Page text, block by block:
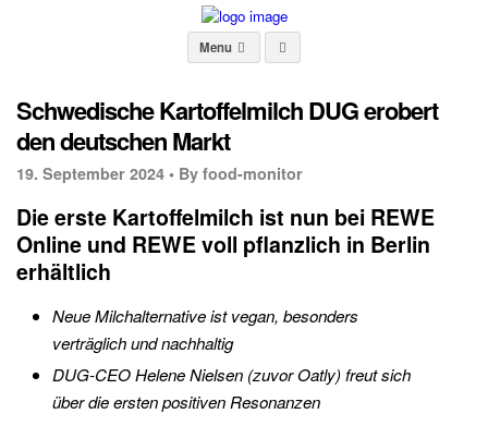
Menu
Schwedische Kartoffelmilch DUG erobert
den deutschen Markt
19. September 2024 • By food-monitor
Die erste Kartoffelmilch ist nun bei REWE
Online und REWE voll pflanzlich in Berlin
erhältlich
Neue Milchalternative ist vegan, besonders
verträglich und nachhaltig
DUG-CEO Helene Nielsen (zuvor Oatly) freut sich
über die ersten positiven Resonanzen